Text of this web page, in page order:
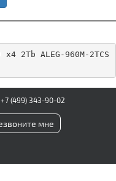
2Tb ALEG-960M-2TCS
+7 (499) 343-90-02
мне